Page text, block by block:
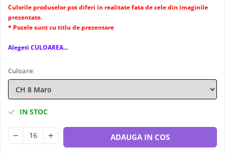
Culorile produselor pot diferi in realitate fata de cele din imaginile
prezentate.
* Pozele sunt cu titlu de prezentare
Alegeti CULOAREA...
Culoare:
IN STOC
ADAUGA IN COS